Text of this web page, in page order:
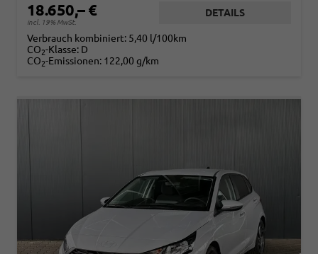
18.650,– €
incl. 19% MwSt.
DETAILS
Verbrauch kombiniert: 5,40 l/100km
CO2-Klasse: D
CO2-Emissionen: 122,00 g/km